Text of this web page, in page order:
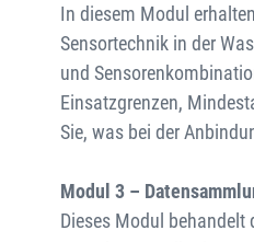
In diesem Modul
Sensortechnik in der
und
Einsatzgrenzen,
Sie, was bei der
Modul 3 –
Dieses Modul